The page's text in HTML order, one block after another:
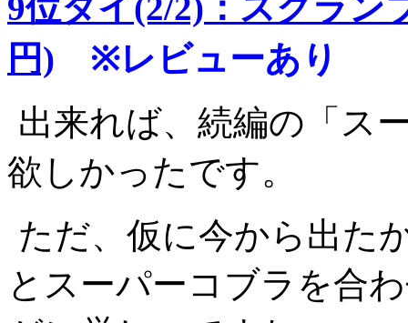
円)
※レビューあり
出来れば、続編の「ス
欲しかったです。
ただ、仮に今から出た
とスーパーコブラを合